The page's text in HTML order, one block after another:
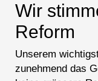
Wir
Reform
Unserem
zunehmend das